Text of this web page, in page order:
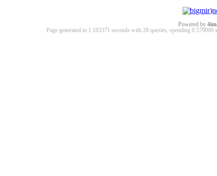
Powered by
Page generated in 1.183371 seconds with 28 queries, spending